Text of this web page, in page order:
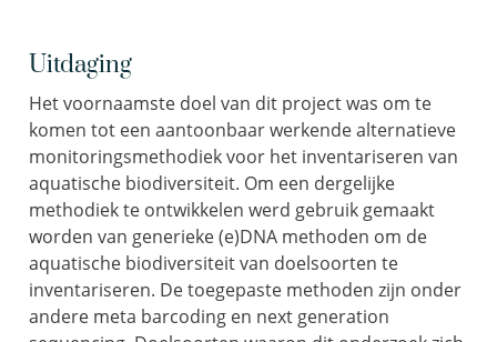
Uitdaging
Het voornaamste doel van dit project was om te
komen tot een aantoonbaar werkende alternatieve
monitoringsmethodiek voor het inventariseren van
aquatische biodiversiteit. Om een dergelijke
methodiek te ontwikkelen werd gebruik gemaakt
worden van generieke (e)DNA methoden om de
aquatische biodiversiteit van doelsoorten te
inventariseren. De toegepaste methoden zijn onder
andere meta barcoding en next generation